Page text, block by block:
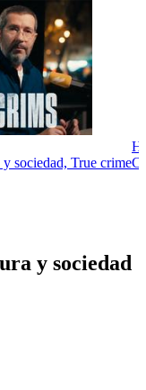
sociedad, True crime
y sociedad